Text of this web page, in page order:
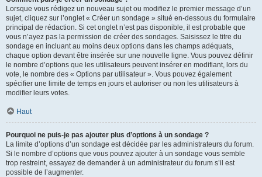
Lorsque vous rédigez un nouveau sujet ou modifiez le premier message d’un
sujet, cliquez sur l’onglet « Créer un sondage » situé en-dessous du formulaire
principal de rédaction. Si cet onglet n’est pas disponible, il est probable que
vous n’ayez pas la permission de créer des sondages. Saisissez le titre du
sondage en incluant au moins deux options dans les champs adéquats,
chaque option devant être insérée sur une nouvelle ligne. Vous pouvez définir
le nombre d’options que les utilisateurs peuvent insérer en modifiant, lors du
vote, le nombre des « Options par utilisateur ». Vous pouvez également
spécifier une limite de temps en jours et autoriser ou non les utilisateurs à
modifier leurs votes.
Haut
Pourquoi ne puis-je pas ajouter plus d’options à un sondage ?
La limite d’options d’un sondage est décidée par les administrateurs du forum.
Si le nombre d’options que vous pouvez ajouter à un sondage vous semble
trop restreint, essayez de demander à un administrateur du forum s’il est
possible de l’augmenter.